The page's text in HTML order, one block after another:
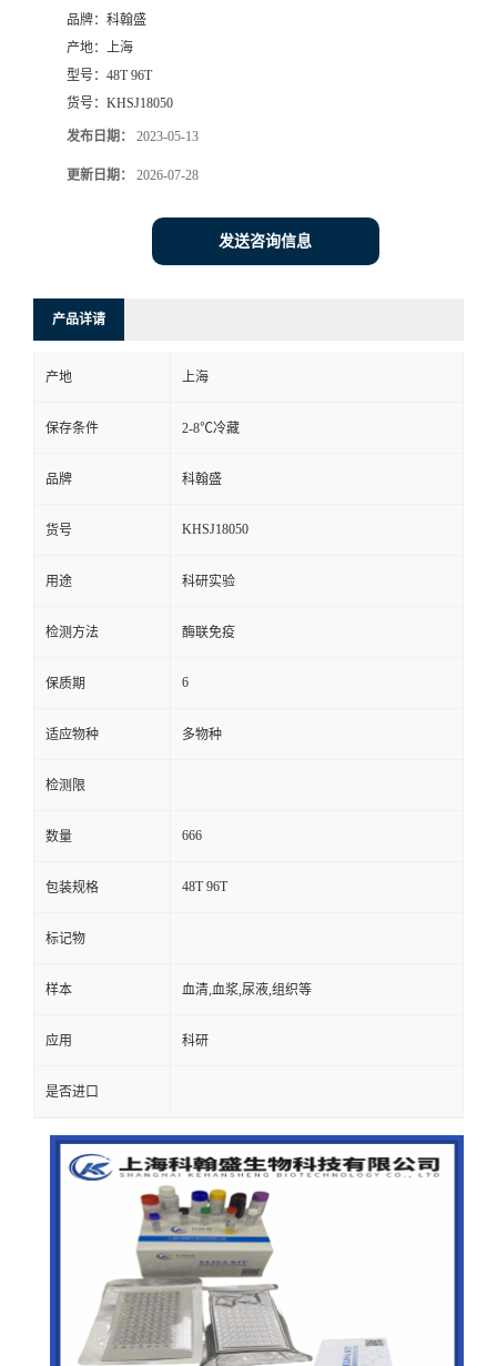
品牌： 科翰盛
产地： 上海
型号： 48T 96T
货号： KHSJ18050
发布日期： 2023-05-13
更新日期： 2026-07-28
发送咨询信息
产品详请
产地 上海
保存条件 2-8℃冷藏
品牌 科翰盛
货号 KHSJ18050
用途 科研实验
检测方法 酶联免疫
保质期 6
适应物种 多物种
检测限
数量 666
包装规格 48T 96T
标记物
样本 血清,血浆,尿液,组织等
应用 科研
是否进口